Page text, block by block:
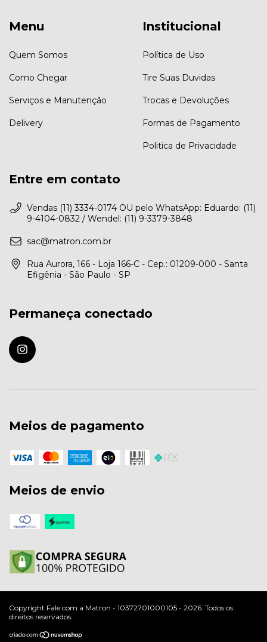
Menu
Quem Somos
Como Chegar
Serviços e Manutenção
Delivery
Institucional
Política de Uso
Tire Suas Duvidas
Trocas e Devoluções
Formas de Pagamento
Politica de Privacidade
Entre em contato
Vendas (11) 3334-0174 OU pelo WhatsApp: Eduardo: (11)
9-4104-0832 / Wendel: (11) 9-3379-3848
sac@matron.com.br
Rua Aurora, 166 - Loja 166-C - Cep.: 01209-000 - Santa
Efigênia - São Paulo - SP
Permaneça conectado
Meios de pagamento
Meios de envio
Copyright Fale com a Matron - 10372701000105 - 2026. Todos os
direitos reservados.